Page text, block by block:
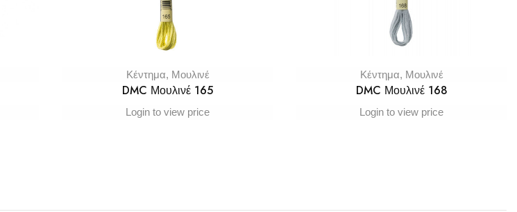
Κέντημα, Μουλινέ
DMC Μουλινέ 165
Login to view price
Κέντημα, Μουλινέ
DMC Μουλινέ 168
Login to view price